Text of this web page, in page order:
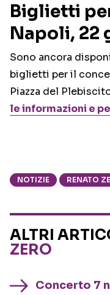
Biglietti
Napoli, 22
Sono ancora
biglietti per il
Piazza del
le informazioni e
NOTIZIE RENATO
ALTRI
ZERO
Concerto 7